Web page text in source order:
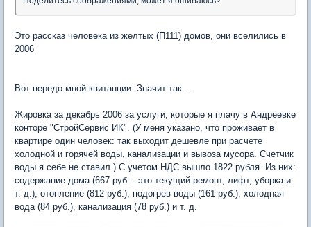
Это рассказ человека из желтых (П111) домов, они вселились в
2006
Вот передо мной квитанции. Значит так...
Жировка за декабрь 2006 за услуги, которые я плачу в Андреевке
конторе "СтройСервис ИК". (У меня указано, что проживает в
квартире один человек: так выходит дешевле при расчете
холодной и горячей воды, канализации и вывоза мусора. Счетчик
воды я себе не ставил.) С учетом НДС вышло 1822 рубля. Из них:
содержание дома (667 руб. - это текущий ремонт, лифт, уборка и
т. д.), отопление (812 руб.), подогрев воды (161 руб.), холодная
вода (84 руб.), канализация (78 руб.) и т. д.